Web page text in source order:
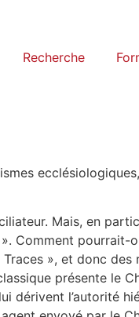
Recherche
Mais, en
Comment pourrait-
», et donc
présente le
l’autorité